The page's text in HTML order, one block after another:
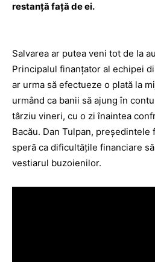
restanţă faţă de ei.
Salvarea ar putea veni tot de la
Principalul finanţator al echipei
ar urma să efectueze o plată la
urmând ca banii să ajung în
târziu vineri, cu o zi înaintea
Bacău. Dan Tulpan,
speră ca dificultăţile financiare
vestiarul buzoienilor.